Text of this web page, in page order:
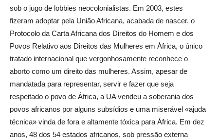
sob o jugo de lobbies neocolonialistas. Em 2003, estes
fizeram adoptar pela União Africana, acabada de nascer, o
Protocolo da Carta Africana dos Direitos do Homem e dos
Povos Relativo aos Direitos das Mulheres em África, o único
tratado internacional que vergonhosamente reconhece o
aborto como um direito das mulheres. Assim, apesar de
mandatada para representar, servir e fazer que seja
respeitado o povo de África, a UA vendeu a soberania dos
povos africanos por alguns subsídios e uma miserável «ajuda
técnica» vinda de fora e altamente tóxica para África. Em dez
anos, 48 dos 54 estados africanos, sob pressão externa